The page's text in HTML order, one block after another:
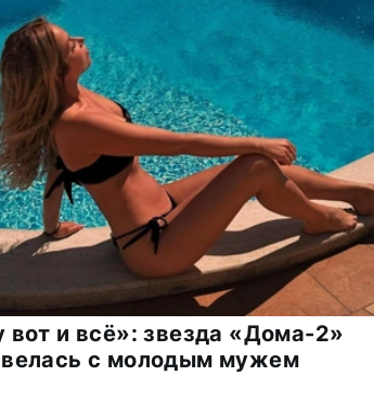
вот и всё»: звезда «Дома-2»
с молодым мужем